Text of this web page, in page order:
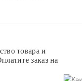
товара и
заказ на